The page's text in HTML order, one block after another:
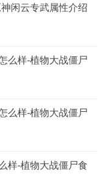
闲云专武属性介绍
么样-植物大战僵尸
么样-植物大战僵尸
样-植物大战僵尸食